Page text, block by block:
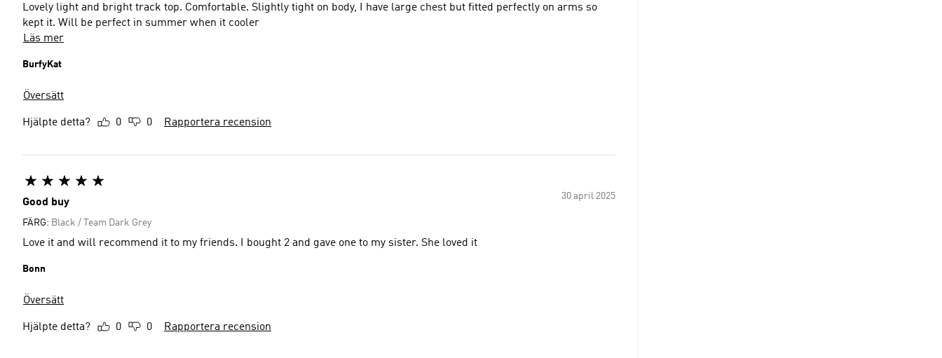
Lovely light and bright track top. Comfortable. Slightly tight on body, I have large chest but fitted perfectly on arms so
kept it. Will be perfect in summer when it cooler
Läs mer
BurfyKat
Översätt
Hjälpte detta? 0 0 Rapportera recension
30 april 2025
Good buy
FÄRG: Black / Team Dark Grey
Love it and will recommend it to my friends. I bought 2 and gave one to my sister. She loved it
Bonn
Översätt
Hjälpte detta? 0 0 Rapportera recension